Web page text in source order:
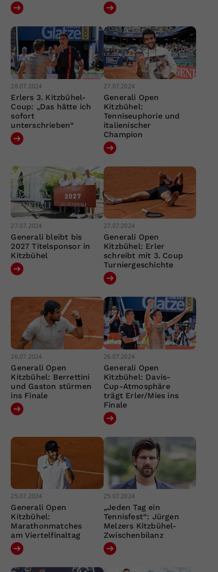
28.07.2024
Erlers 3. Kitzbühel-
Coup: „Das hätte ich
sofort
unterschrieben“
27.07.2024
Generali Open
Kitzbühel:
Tenniseuphorie und
italienischer
Champion
27.07.2024
Generali bleibt bis
2027 Titelsponsor in
Kitzbühel
27.07.2024
Generali Open
Kitzbühel: Erler
schreibt mit 3. Coup
Turniergeschichte
26.07.2024
Generali Open
Kitzbühel: Berrettini
und Gaston stürmen
ins Finale
26.07.2024
Generali Open
Kitzbühel: Davis-
Cup-Atmosphäre
trägt Erler/Mies ins
Finale
25.07.2024
Generali Open
Kitzbühel:
Marathonmatches
am Viertelfinaltag
25.07.2024
„Jeden Tag ein
Tennisfest“: Jürgen
Melzers Kitzbühel-
Zwischenbilanz